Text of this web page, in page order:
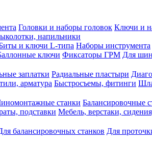
Головки и наборы головок Ключи и
напильники
и ключи L-типа Наборы инструмента
ключи Фиксаторы ГРМ Для
заплатки Радиальные пластыри
арматура Быстросъемы, фитинги
станки Балансировочные
подставки Мебель, верстаки,
балансировочных станков Для